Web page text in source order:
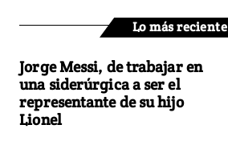
Lo más reciente
Jorge Messi, de trabajar en
una siderúrgica a ser el
representante de su hijo
Lionel